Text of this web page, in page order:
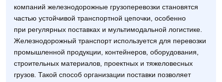
компаний железнодорожные грузоперевозки становятся
частью устойчивой транспортной цепочки, особенно
при регулярных поставках и мультимодальной логистике.
Железнодорожный транспорт используется для перевозки
промышленной продукции, контейнеров, оборудования,
строительных материалов, проектных и тяжеловесных
грузов. Такой способ организации поставки позволяет